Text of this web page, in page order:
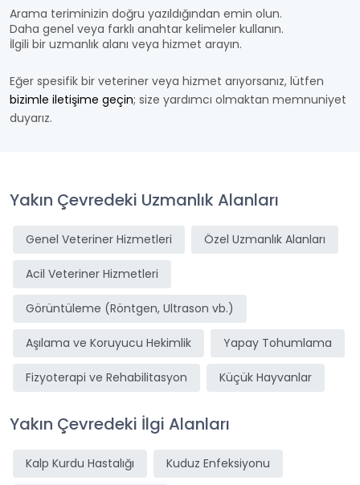
Arama teriminizin doğru yazıldığından emin olun.
Daha genel veya farklı anahtar kelimeler kullanın.
İlgili bir uzmanlık alanı veya hizmet arayın.
Eğer spesifik bir veteriner veya hizmet arıyorsanız, lütfen
bizimle iletişime geçin; size yardımcı olmaktan memnuniyet
duyarız.
Yakın Çevredeki Uzmanlık Alanları
Genel Veteriner Hizmetleri Özel Uzmanlık Alanları
Acil Veteriner Hizmetleri
Görüntüleme (Röntgen, Ultrason vb.)
Aşılama ve Koruyucu Hekimlik Yapay Tohumlama
Fizyoterapi ve Rehabilitasyon Küçük Hayvanlar
Yakın Çevredeki İlgi Alanları
Kalp Kurdu Hastalığı Kuduz Enfeksiyonu